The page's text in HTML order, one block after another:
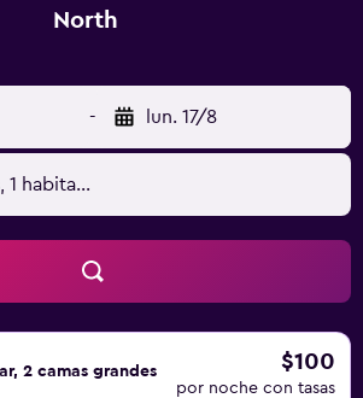
North
- lun. 17/8
1 habitación
2 camas grandes $100
por noche con tasas